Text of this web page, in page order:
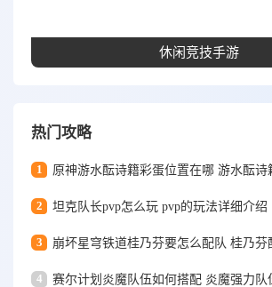
休闲竞技手游
热门攻略
1 原神游水酝诗籍彩蛋位置在哪 游水酝诗
2 坦克队长pvp怎么玩 pvp的玩法详细介绍
3 崩坏星穹铁道桂乃芬要怎么配队 桂乃芬
4 赛尔计划炎魔队伍如何搭配 炎魔强力队